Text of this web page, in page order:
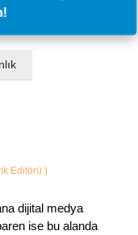
Editörü )
dijital medya
ise bu alanda